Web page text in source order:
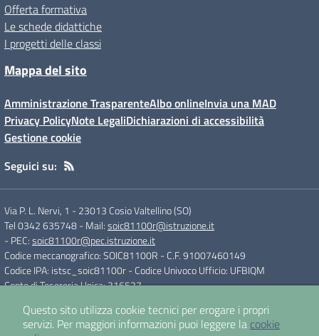
Offerta formativa
Le schede didattiche
I progetti delle classi
Mappa del sito
Amministrazione TrasparenteAlbo onlineInvia una MAD
Privacy PolicyNote LegaliDichiarazioni di accessibilità
Gestione cookie
Seguici su:
Via P. L. Nervi, 1 -23013 Cosio Valtellino (SO)
Tel 0342 635748- Mail:soic81100r@istruzione.it
- PEC:soic81100r@pec.istruzione.it
Codice meccanografico: SOIC81100R - C.F. 91007460149
Codice IPA: istsc_soic81100r- Codice Univoco Ufficio: UFBIQM
Conto di Tesoreria Unica: 316527
Concept & Design by
Designers Italia
Questo sito utilizza cookie tecnici per erogare i propri
servizi. Per maggiori informazioni puoi leggere la cookie